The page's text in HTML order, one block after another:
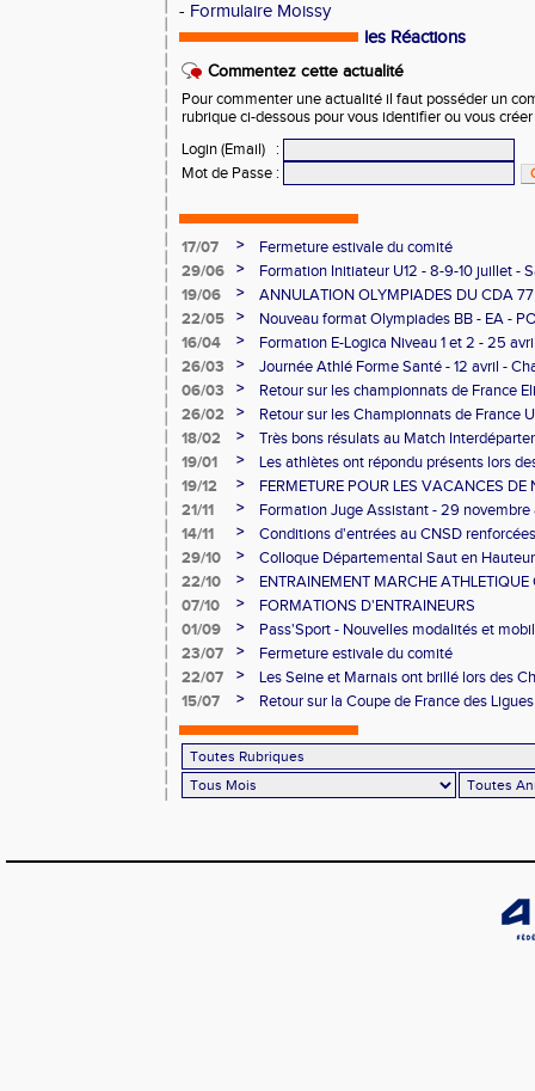
- Formulaire Moissy
les Réactions
Commentez cette actualité
Pour commenter une actualité il faut posséder un
rubrique ci-dessous pour vous identifier ou vous
Login (Email)
:
Mot de Passe :
17/07 >
Fermeture estivale du comité
29/06
>
Formation Initiateur U12 - 8-9-10 juillet -
19/06
>
ANNULATION OLYMPIADES DU CDA 77
22/05
>
Nouveau format Olympiades BB - EA -
16/04
>
Formation E-Logica Niveau 1 et 2 - 25
26/03
>
Journée Athlé Forme Santé - 12 avril -
06/03
>
Retour sur les championnats de France
26/02
>
Retour sur les Championnats de France
Longs
18/02 >
Très bons résulats au Match
Demi-finales Championnats de France
19/01 >
Les athlètes ont répondu présents lors
19/12
>
FERMETURE POUR LES VACANCES DE
21/11
>
Formation Juge Assistant - 29
14/11
>
Conditions d'entrées au CNSD renforcées
29/10
>
Colloque Départemental Saut en Hauteur
22/10
>
ENTRAINEMENT MARCHE
NOVEMBRE AU CNSD
07/10 >
FORMATIONS D'ENTRAINEURS
01/09
>
Pass'Sport - Nouvelles modalités et
23/07
>
Fermeture estivale du comité
22/07
>
Les Seine et Marnais ont brillé lors des
Avenir
15/07 > Retour sur la Coupe de France des